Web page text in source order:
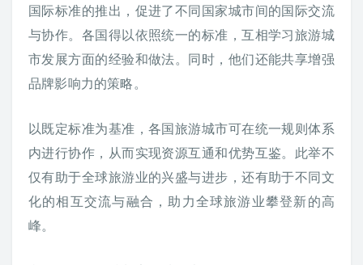
国际标准的推出，促进了不同国家城市间的国际交流
与协作。各国得以依照统一的标准，互相学习旅游城
市发展方面的经验和做法。同时，他们还能共享增强
品牌影响力的策略。
以既定标准为基准，各国旅游城市可在统一规则体系
内进行协作，从而实现资源互通和优势互鉴。此举不
仅有助于全球旅游业的兴盛与进步，还有助于不同文
化的相互交流与融合，助力全球旅游业攀登新的高
峰。